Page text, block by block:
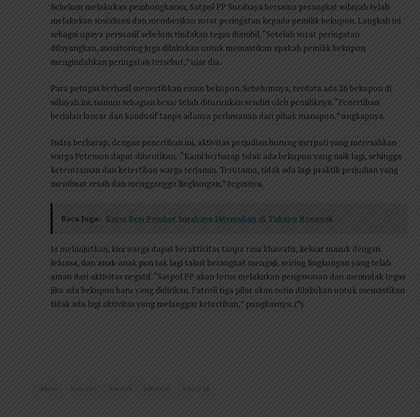
Sebelum melakukan pembongkaran, Satpol PP Surabaya bersama perangkat wilayah telah
melakukan sosialisasi dan memberikan surat peringatan kepada pemilik bekupon. Langkah ini
sebagai upaya persuasif sebelum tindakan tegas diambil. “Setelah surat peringatan
dilayangkan, monitoring juga dilakukan untuk memastikan apakah pemilik bekupon
mengindahkan peringatan tersebut,” ujar dia.
Para petugas berhasil menertibkan enam bekupon. Sebelumnya, terdata ada 26 bekupon di
wilayah ini, namun sebagian besar telah diturunkan sendiri oleh pemiliknya. “Penertiban
berjalan lancar dan kondusif tanpa adanya perlawanan dari pihak manapun,” ungkapnya.
Indra berharap, dengan penertiban ini, aktivitas perjudian burung merpati yang meresahkan
warga Petemon dapat dihentikan. “Kami berharap tidak ada bekupon yang naik lagi, sehingga
ketentraman dan ketertiban warga terjamin. Terutama, tidak ada lagi praktik perjudian yang
membuat resah dan mengganggu lingkungan,” tegasnya.
Baca Juga: Kursi Besi Pemkot Surabaya Ditemukan di Tukang Rongsok
Ia melanjutkan, kini warga dapat beraktivitas tanpa rasa khawatir, keluar masuk dengan
leluasa, dan anak-anak pun tak lagi takut berangkat mengaji, seiring lingkungan yang telah
aman dari aktivitas negatif. “Satpol PP akan terus melakukan pengawasan dan menindak tegas
jika ada bekupon baru yang didirikan. Patroli tiga pilar akan rutin dilakukan untuk memastikan
tidak ada lagi aktivitas yang melanggar ketertiban,” pungkasnya. (*)
aduan bekupon merpati petemon satpol pp